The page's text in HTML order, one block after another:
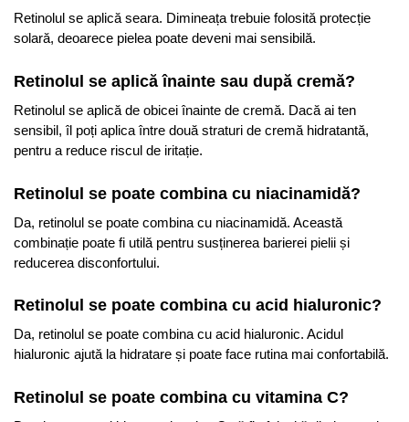
Retinolul se aplică seara. Dimineața trebuie folosită protecție
solară, deoarece pielea poate deveni mai sensibilă.
Retinolul se aplică înainte sau după cremă?
Retinolul se aplică de obicei înainte de cremă. Dacă ai ten
sensibil, îl poți aplica între două straturi de cremă hidratantă,
pentru a reduce riscul de iritație.
Retinolul se poate combina cu niacinamidă?
Da, retinolul se poate combina cu niacinamidă. Această
combinație poate fi utilă pentru susținerea barierei pielii și
reducerea disconfortului.
Retinolul se poate combina cu acid hialuronic?
Da, retinolul se poate combina cu acid hialuronic. Acidul
hialuronic ajută la hidratare și poate face rutina mai confortabilă.
Retinolul se poate combina cu vitamina C?